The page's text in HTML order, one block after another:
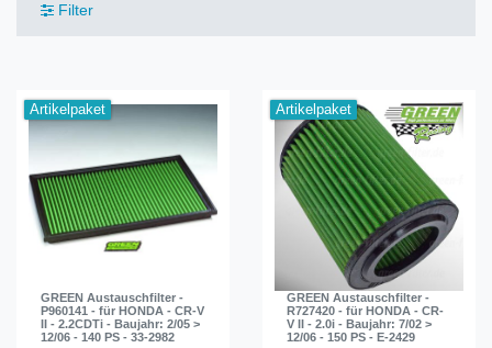
Filter
Artikelpaket
GREEN Austauschfilter -
P960141 - für HONDA - CR-V
II - 2.2CDTi - Baujahr: 2/05 >
12/06 - 140 PS - 33-2982
Artikelpaket
GREEN Austauschfilter -
R727420 - für HONDA - CR-
V II - 2.0i - Baujahr: 7/02 >
12/06 - 150 PS - E-2429